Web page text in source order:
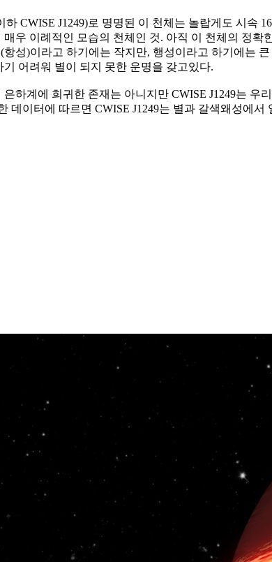
이하 CWISE J1249)로 명명된 이 천체는 놀랍게도 시
우 이례적인 모습의 천체인 것. 아직 이 천체의 정
항성)이라고 하기에는 작지만, 행성이라고 하기에는
어려워 별이 되지 못한 운명을 갖고있다.
하계에 희귀한 존재는 아니지만 CWISE J1249는
데이터에 따르면 CWISE J1249는 별과 갈색왜성